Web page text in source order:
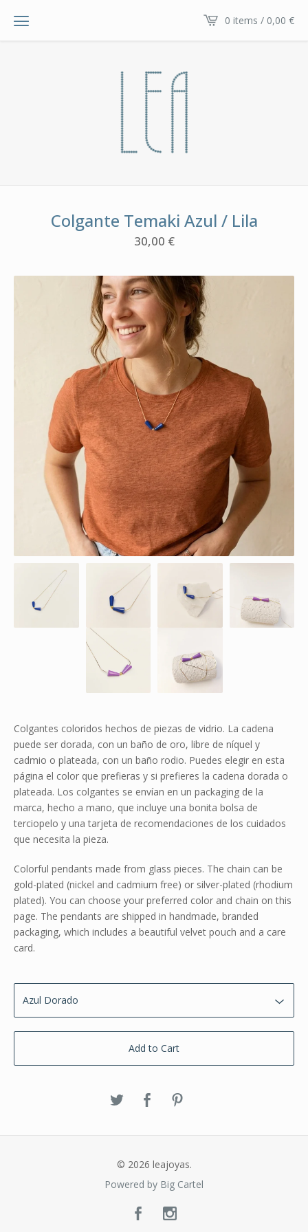
0 items / 0,00 €
Colgante Temaki Azul / Lila
30,00 €
Colgantes coloridos hechos de piezas de vidrio. La cadena
puede ser dorada, con un baño de oro, libre de níquel y
cadmio o plateada, con un baño rodio. Puedes elegir en esta
página el color que prefieras y si prefieres la cadena dorada o
plateada. Los colgantes se envían en un packaging de la
marca, hecho a mano, que incluye una bonita bolsa de
terciopelo y una tarjeta de recomendaciones de los cuidados
que necesita la pieza.
Colorful pendants made from glass pieces. The chain can be
gold-plated (nickel and cadmium free) or silver-plated (rhodium
plated). You can choose your preferred color and chain on this
page. The pendants are shipped in handmade, branded
packaging, which includes a beautiful velvet pouch and a care
card.
Add to Cart
© 2026 leajoyas.
Powered by Big Cartel